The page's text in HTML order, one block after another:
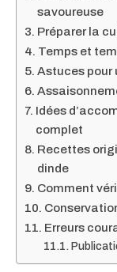
savoureuse
Préparer la
Temps et
Astuces pour
Idées
complet
Recettes
dinde
Comment
Erreurs